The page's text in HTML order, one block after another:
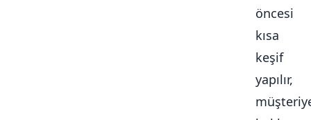
öncesi
kısa
keşif
yapılır,